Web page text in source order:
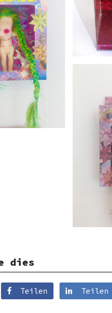
dies
Teilen Teilen